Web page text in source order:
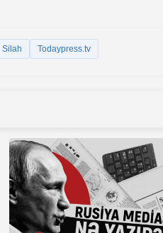
Silah Todaypress.tv